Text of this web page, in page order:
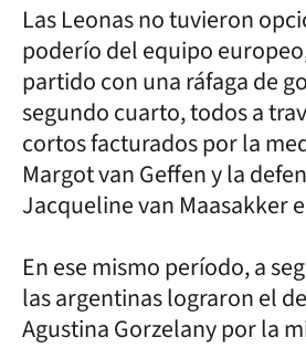
Las Leonas no tuvieron
poderío del equipo
partido con una ráfaga de
segundo cuarto, todos a
cortos facturados por la
Margot van Geffen y la
Jacqueline van Maasakker
En ese mismo período, a
las argentinas lograron el
Agustina Gorzelany por la